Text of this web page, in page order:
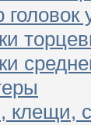
головок
клещи,